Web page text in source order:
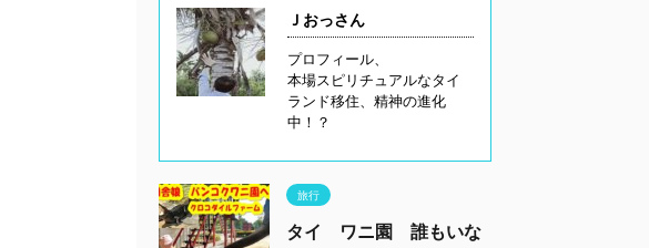
Ｊおっさん
プロフィール、
本場スピリチュアルなタイ
ランド移住、精神の進化
中！？
旅行
タイ ワニ園 誰もいな